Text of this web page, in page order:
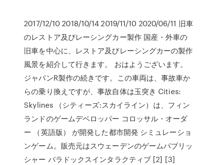
2017/12/10 2018/10/14 2019/11/10 2020/06/11 旧車
のレストア及びレーシングカー製作 国産・外車の
旧車を中心に、レストア及びレーシングカーの製作
風景を紹介して行きます。 おはようございます。
ジャパンR製作の続きです。この車両は、事故車か
らの乗り換えですが、事故自体は玉突き Cities:
Skylines （シティーズ:スカイライン）は、フィン
ランドのゲームデベロッパー コロッサル・オーダ
ー （英語版） が開発した都市開発 シミュレーショ
ンゲーム。販売元はスウェーデンのゲームパブリッ
シャー パラドックスインタラクティブ [2] [3]